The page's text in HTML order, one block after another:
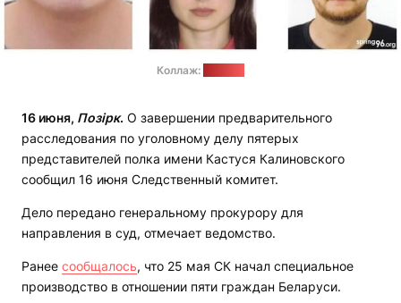
Коллаж:
16 июня, Позірк. О завершении предварительного
расследования по уголовному делу пятерых
представителей полка имени Кастуся Калиновского
сообщил 16 июня Следственный комитет.
Дело передано генеральному прокурору для
направления в суд, отмечает ведомство.
Ранее сообщалось, что 25 мая СК начал специальное
производство в отношении пяти граждан Беларуси.